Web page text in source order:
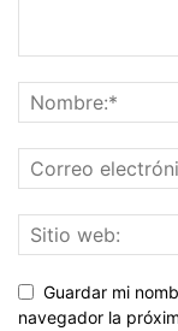
Guardar mi
navegador la